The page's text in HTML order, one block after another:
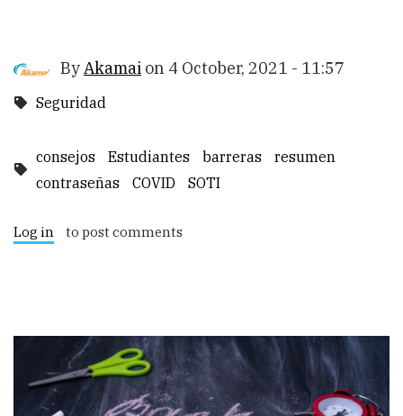
ByAkamai on 4 October, 2021 - 11:57
Seguridad
consejos Estudiantes barreras
resumen
contraseñas
COVID SOTI
Log in to post comments